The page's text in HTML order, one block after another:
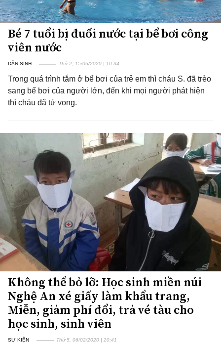
Bé 7 tuổi bị đuối nước tại bể bơi công
viên nước
DÂN SINH Thứ 2, 15/06/2020 | 10:34
Trong quá trình tắm ở bể bơi của trẻ em thì cháu S. đã trèo
sang bể bơi của người lớn, đến khi mọi người phát hiện
thì cháu đã tử vong.
Không thể bỏ lỡ: Học sinh miền núi
Nghệ An xé giấy làm khẩu trang,
Miễn, giảm phí đổi, trả vé tàu cho
học sinh, sinh viên
SỰ KIỆN Thứ 5, 06/02/2020 | 20:41